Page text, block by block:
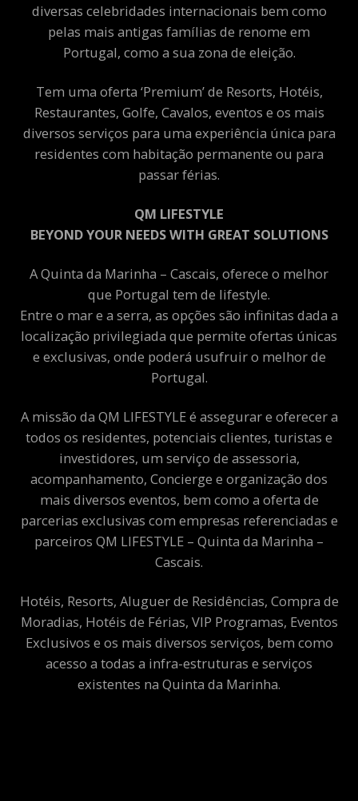
diversas celebridades internacionais bem como
pelas mais antigas famílias de renome em
Portugal, como a sua zona de eleição.
Tem uma oferta ‘Premium’ de Resorts, Hotéis,
Restaurantes, Golfe, Cavalos, eventos e os mais
diversos serviços para uma experiência única para
residentes com habitação permanente ou para
passar férias.
QM LIFESTYLE
BEYOND YOUR NEEDS WITH GREAT SOLUTIONS
A Quinta da Marinha – Cascais, oferece o melhor
que Portugal tem de lifestyle.
Entre o mar e a serra, as opções são infinitas dada a
localização privilegiada que permite ofertas únicas
e exclusivas, onde poderá usufruir o melhor de
Portugal.
A missão da QM LIFESTYLE é assegurar e oferecer a
todos os residentes, potenciais clientes, turistas e
investidores, um serviço de assessoria,
acompanhamento, Concierge e organização dos
mais diversos eventos, bem como a oferta de
parcerias exclusivas com empresas referenciadas e
parceiros QM LIFESTYLE – Quinta da Marinha –
Cascais.
Hotéis, Resorts, Aluguer de Residências, Compra de
Moradias, Hotéis de Férias, VIP Programas, Eventos
Exclusivos e os mais diversos serviços, bem como
acesso a todas a infra-estruturas e serviços
existentes na Quinta da Marinha.